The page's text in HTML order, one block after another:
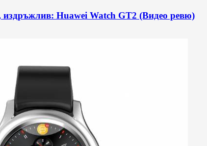
издръжлив: Huawei Watch GT2 (Видео ревю)